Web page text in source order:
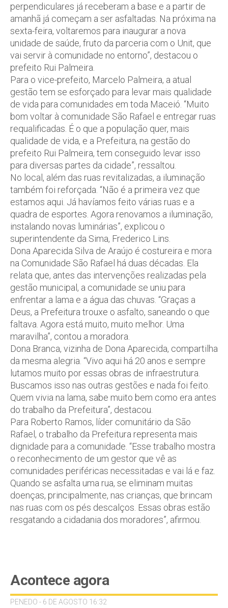
perpendiculares já receberam a base e a partir de
amanhã já começam a ser asfaltadas. Na próxima na
sexta-feira, voltaremos para inaugurar a nova
unidade de saúde, fruto da parceria com o Unit, que
vai servir à comunidade no entorno”, destacou o
prefeito Rui Palmeira.
Para o vice-prefeito, Marcelo Palmeira, a atual
gestão tem se esforçado para levar mais qualidade
de vida para comunidades em toda Maceió. “Muito
bom voltar à comunidade São Rafael e entregar ruas
requalificadas. É o que a população quer, mais
qualidade de vida, e a Prefeitura, na gestão do
prefeito Rui Palmeira, tem conseguido levar isso
para diversas partes da cidade”, ressaltou.
No local, além das ruas revitalizadas, a iluminação
também foi reforçada. “Não é a primeira vez que
estamos aqui. Já havíamos feito várias ruas e a
quadra de esportes. Agora renovamos a iluminação,
instalando novas luminárias”, explicou o
superintendente da Sima, Frederico Lins.
Dona Aparecida Silva de Araújo é costureira e mora
na Comunidade São Rafael há duas décadas. Ela
relata que, antes das intervenções realizadas pela
gestão municipal, a comunidade se uniu para
enfrentar a lama e a água das chuvas. “Graças a
Deus, a Prefeitura trouxe o asfalto, saneando o que
faltava. Agora está muito, muito melhor. Uma
maravilha”, contou a moradora.
Dona Branca, vizinha de Dona Aparecida, compartilha
da mesma alegria. “Vivo aqui há 20 anos e sempre
lutamos muito por essas obras de infraestrutura.
Buscamos isso nas outras gestões e nada foi feito.
Quem vivia na lama, sabe muito bem como era antes
do trabalho da Prefeitura”, destacou.
Para Roberto Ramos, líder comunitário da São
Rafael, o trabalho da Prefeitura representa mais
dignidade para a comunidade. “Esse trabalho mostra
o reconhecimento de um gestor que vê as
comunidades periféricas necessitadas e vai lá e faz.
Quando se asfalta uma rua, se eliminam muitas
doenças, principalmente, nas crianças, que brincam
nas ruas com os pés descalços. Essas obras estão
resgatando a cidadania dos moradores”, afirmou.
Acontece agora
PENEDO - 6 DE AGOSTO 16:32